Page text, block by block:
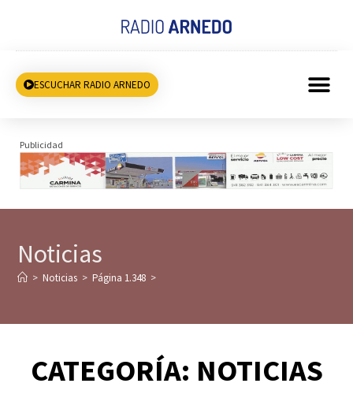
ESCUCHAR RADIO ARNEDO
Publicidad
Noticias
> Noticias > Página 1.348 >
CATEGORÍA: NOTICIAS